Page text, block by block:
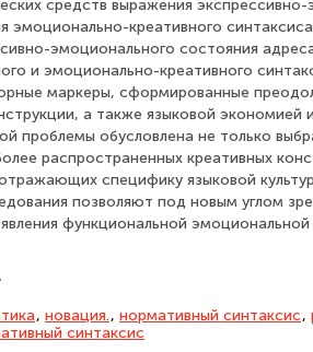
средств выражения
эмоционально-креативного
эмоционального состояния
и эмоционально-креативного
маркеры, сформированные
а также языковой экономией
проблемы обусловлена не только
распространенных креативных
специфику языковой
позволяют под новым углом
функциональной эмоциональной
, новация., нормативный синтаксис,
синтаксис